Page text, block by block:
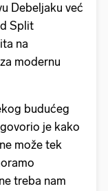
Debeljaku već
Split
na
modernu
budućeg
je kako
može tek
treba nam